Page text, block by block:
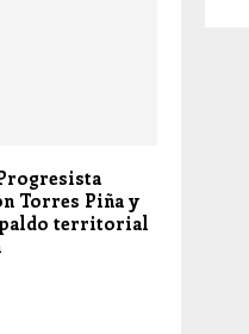
Torres Piña y
territorial